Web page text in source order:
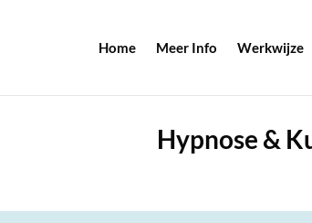
Home Meer Info Werkwijze
Hypnose &